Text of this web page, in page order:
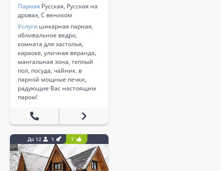
Парная Русская, Русская на
дровах, С веником
Услуги шикарная парная,
обливальное ведро,
комната для застолья,
караоке, уличная веранда,
мангальная зона, теплый
пол, посуда, чайник. в
парной мощные печки,
радующие Вас настоящим
паром!
До 12 1 7